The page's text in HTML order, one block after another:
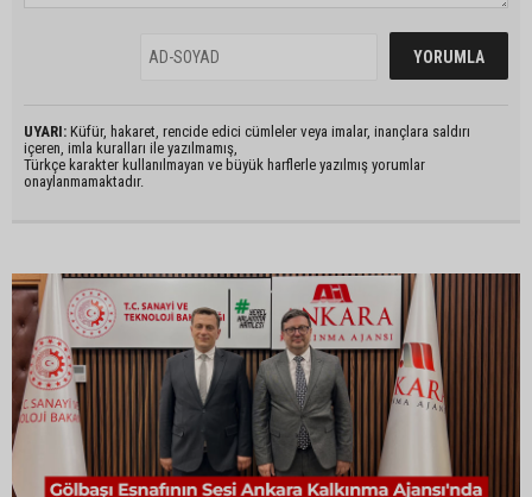
UYARI: Küfür, hakaret, rencide edici cümleler veya imalar, inançlara saldırı
içeren, imla kuralları ile yazılmamış,
Türkçe karakter kullanılmayan ve büyük harflerle yazılmış yorumlar
onaylanmamaktadır.